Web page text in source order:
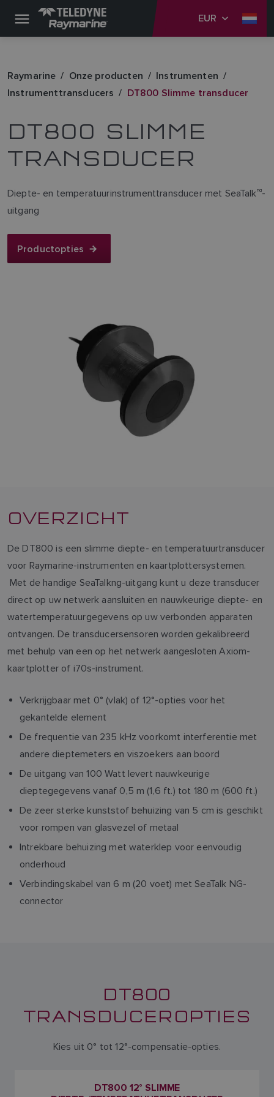
EUR
Raymarine Onze producten
Instrumenten
Instrumenttransducers
DT800 Slimme transducer
DT800 SLIMME
TRANSDUCER
Diepte- en temperatuurinstrumenttransducer met SeaTalkng-
uitgang
Productopties
OVERZICHT
De DT800 is een slimme diepte- en temperatuurtransducer
voor Raymarine-instrumenten en kaartplottersystemen.
Met de handige SeaTalkng-uitgang kunt u deze transducer
direct op uw netwerk aansluiten en nauwkeurige diepte- en
watertemperatuurgegevens op uw verbonden apparaten
ontvangen. De transducersensoren worden gekalibreerd
met behulp van een op het netwerk aangesloten Axiom-
kaartplotter of i70s-instrument.
Verkrijgbaar met 0° (vlak) of 12°-opties voor het
gekantelde element
De frequentie van 235 kHz voorkomt interferentie met
andere dieptemeters en viszoekers aan boord
De uitgang van 100 Watt levert nauwkeurige
dieptegegevens vanaf 0,5 m (1,6 ft.) tot 180 m (600 ft.)
De zeer sterke kunststof behuizing van 5 cm is geschikt
voor rompen van glasvezel of metaal
Intrekbare behuizing met waterklep voor eenvoudig
onderhoud
Verbindingskabel van 6 m (20 voet) met SeaTalk NG-
connector
DT800
TRANSDUCEROPTIES
Kies uit 0° tot 12°-compensatie-opties.
DT800 12° SLIMME